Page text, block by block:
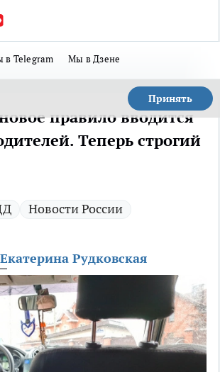
Telegram Мы в Дзене
Принять
правило вводится
Теперь строгий
Новости России
Екатерина Рудковская